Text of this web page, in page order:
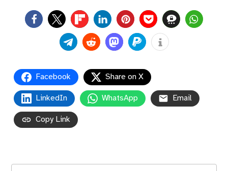
0
Facebook Share on X
LinkedIn WhatsApp Email
Copy Link